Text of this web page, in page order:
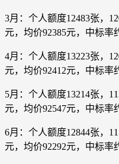
3月：个人额度12483张，
元，均价92385元，中标率
4月：个人额度13223张，
元，均价92412元，中标率
5月：个人额度13214张，
元，均价92547元，中标率
6月：个人额度12844张，
元，均价92292元，中标率